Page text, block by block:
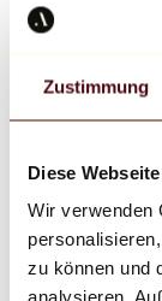
Zustimmung
Diese
Wir verwenden
zu können und
analysieren.
Werk der